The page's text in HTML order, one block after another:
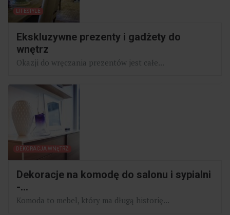
LIFESTYLE
Ekskluzywne prezenty i gadżety do
wnętrz
Okazji do wręczania prezentów jest całe...
DEKORACJA WNĘTRZ
Dekoracje na komodę do salonu i sypialni
-...
Komoda to mebel, który ma długą historię...